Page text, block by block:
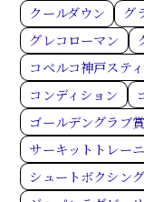
クールダウン
グ
グレコローマン
コベルコ神戸ステ
コンディション
ゴールデングラブ賞
サーキットトレー
シュートボクシング